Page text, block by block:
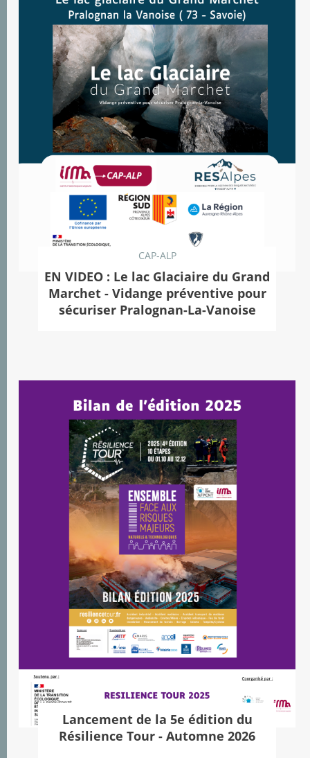
CAP-ALP
EN VIDEO : Le lac Glaciaire du Grand
Marchet - Vidange préventive pour
sécuriser Pralognan-La-Vanoise
Lancement de la 5e édition du
Résilience Tour - Automne 2026